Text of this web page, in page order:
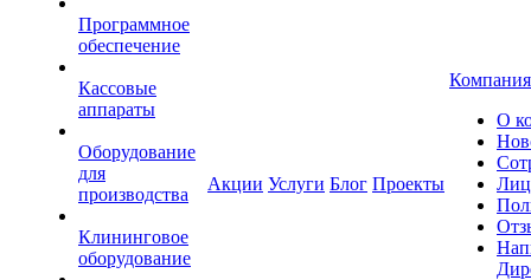
Программное
обеспечение
Кассовые
аппараты
Оборудование
для
производства
Клининговое
оборудование
Акции Услуги Блог Проекты
Компания
О